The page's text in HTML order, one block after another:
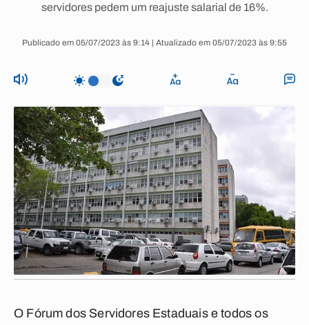
servidores pedem um reajuste salarial de 16%.
Publicado em 05/07/2023 às 9:14 | Atualizado em 05/07/2023 às 9:55
O Fórum dos Servidores Estaduais e todos os